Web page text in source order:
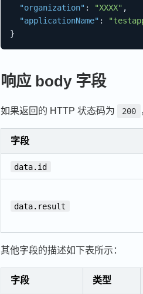
"organization" : "XXXX" ,
"applicationName" :
}
响应 body 字段
如果返回的 HTTP 状态码为 200
字段
data.id
data.result
其他字段的描述如下表所示：
字段 类型